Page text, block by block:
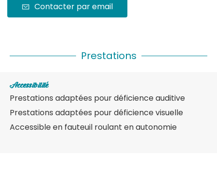
Contacter par email
Prestations
Accessibilité
Prestations adaptées pour déficience auditive
Prestations adaptées pour déficience visuelle
Accessible en fauteuil roulant en autonomie